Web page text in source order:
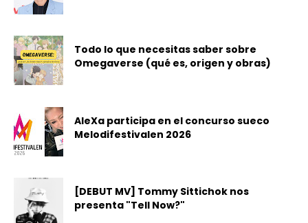
Todo lo que necesitas saber sobre
Omegaverse (qué es, origen y obras)
AleXa participa en el concurso sueco
Melodifestivalen 2026
[DEBUT MV] Tommy Sittichok nos
presenta "Tell Now?"